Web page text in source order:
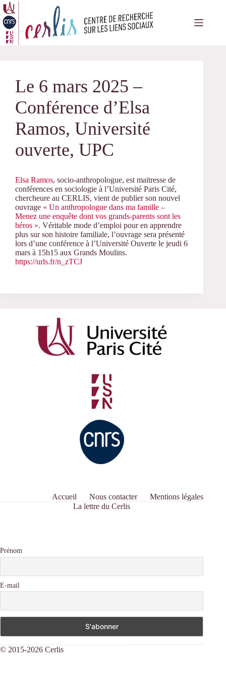
Passer
au
contenu
Le 6 mars 2025 –
Conférence d’Elsa
Ramos, Université
ouverte, UPC
Elsa Ramos, socio-anthropologue, est maitresse de
conférences en sociologie à l’Université Paris Cité,
chercheure au CERLIS, vient de publier son nouvel
ouvrage « Un anthropologue dans ma famille –
Menez une enquête dont vos grands-parents sont les
héros ». Véritable mode d’emploi pour en apprendre
plus sur son histoire familiale, l’ouvrage sera présenté
lors d’une conférence à l’Université Ouverte le jeudi 6
mars à 15h15 aux Grands Moulins.
https://urls.fr/n_zTCJ
Accueil Nous contacter
Mentions légales
La lettre du Cerlis
Prénom
E-mail
© 2015-2026 Cerlis